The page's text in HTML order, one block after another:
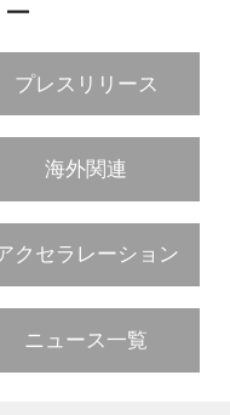
プレスリリース
海外関連
クセラレーション
ニュース一覧